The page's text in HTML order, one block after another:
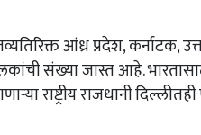
आंध्र प्रदेश,
संख्या जास्त आहे.
राष्ट्रीय राजधानी